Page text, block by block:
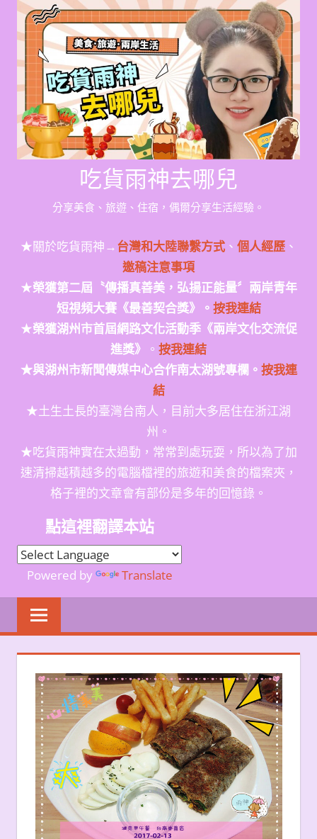
Skip
content
吃貨雨神去哪兒
分享美食、旅遊、住宿，偶爾分享生活經驗。
★關於吃貨雨神→台灣和大陸聯繫方式、 個人經歷、
邀稿注意事項
★榮獲第二屆〝傳播真善美，弘揚正能量〞兩岸青年
短視頻大賽《最善契合獎》。 按我連結
★榮獲湖州市首屆網路文化活動季《兩岸文化交流促
進獎》
。 按我連結
★與湖州市新聞傳媒中心合作南太湖號專欄。 按我連
結
★土生土長的臺灣台南人，目前大多居住在浙江湖
州。
★吃貨雨神實在太過動，常常到處玩耍，所以為了加
速清掃越積越多的電腦檔裡的旅遊和美食的檔案夾，
格子裡的文章會有部份是多年的回憶錄。
點這裡翻譯本站
Powered by Translate